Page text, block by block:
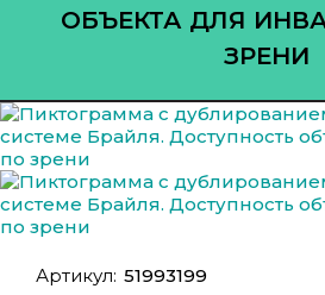
ОБЪЕКТА ДЛЯ
ЗРЕНИ
Артикул: 51993199